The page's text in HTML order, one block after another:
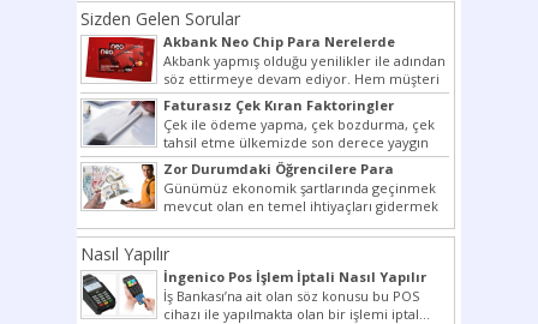
Sizden Gelen Sorular
Akbank Neo Chip Para Nerelerde
Kullanılır?
Akbank yapmış olduğu yenilikler ile adından
söz ettirmeye devam ediyor. Hem müşteri
potansiyelini arttırmak hem...
Faturasız Çek Kıran Faktoringler
Çek ile ödeme yapma, çek bozdurma, çek
tahsil etme ülkemizde son derece yaygın
bir şekilde...
Zor Durumdaki Öğrencilere Para
Yardımı
Günümüz ekonomik şartlarında geçinmek
mevcut olan en temel ihtiyaçları gidermek
dahi son derece zor olmak...
Nasıl Yapılır
İngenico Pos İşlem İptali Nasıl Yapılır
İş Bankası’na ait olan söz konusu bu POS
cihazı ile yapılmakta olan bir işlemi iptal...